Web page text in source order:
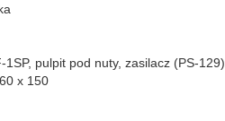
pulpit pod nuty, zasilacz (PS-129)
x 150